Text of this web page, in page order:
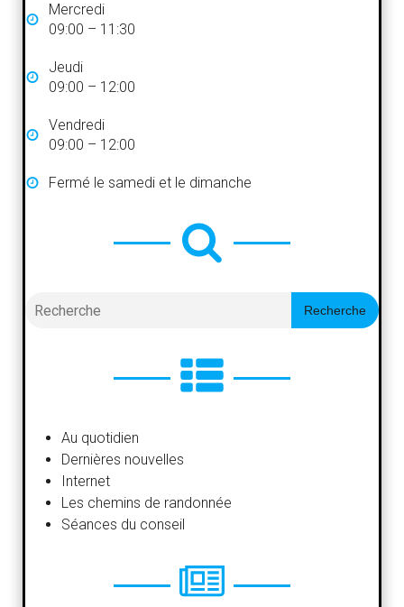
Mercredi
09:00 – 11:30
Jeudi
09:00 – 12:00
Vendredi
09:00 – 12:00
Fermé le samedi et le dimanche
Search
Recherche
Au quotidien
Dernières nouvelles
Internet
Les chemins de randonnée
Séances du conseil